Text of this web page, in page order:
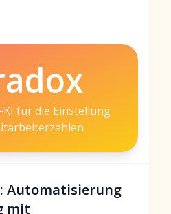
für die Einstellung
Automatisierung
mit